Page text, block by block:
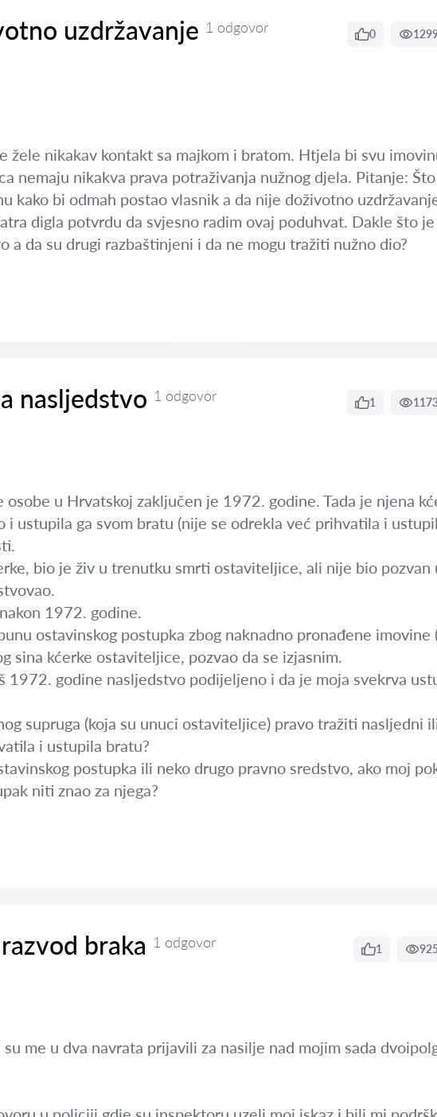
uzdržavanje 1 odgovor 0
žele nikakav kontakt sa majkom i bratom. Htjela bi svu
nemaju nikakva prava potraživanja nužnog djela. Pitanje:
kako bi odmah postao vlasnik a da nije doživotno
digla potvrdu da svjesno radim ovaj poduhvat. Dakle što
a da su drugi razbaštinjeni i da ne mogu tražiti nužno dio?
nasljedstvo 1 odgovor 1
u Hrvatskoj zaključen je 1972. godine. Tada je njena
i ustupila ga svom bratu (nije se odrekla već prihvatila i
bio je živ u trenutku smrti ostaviteljice, ali nije bio pozvan
1972. godine.
ostavinskog postupka zbog naknadno pronađene imovine
sina kćerke ostaviteljice, pozvao da se izjasnim.
1972. godine nasljedstvo podijeljeno i da je moja svekrva
supruga (koja su unuci ostaviteljice) pravo tražiti nasljedni
i ustupila bratu?
postupka ili neko drugo pravno sredstvo, ako moj
niti znao za njega?
braka 1 odgovor 1
me u dva navrata prijavili za nasilje nad mojim sada